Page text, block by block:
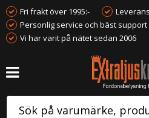
Fri frakt över 1995:-
Personlig service och bäst support
Vi har varit på nätet sedan 2006